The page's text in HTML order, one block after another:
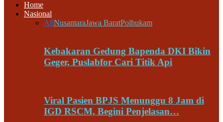
Home
Nasional
AllNusantaraJawa BaratPolhukam
Kebakaran Gedung Bapenda DKI Bikin
Geger, Puslabfor Cari Titik Api
Viral Pasien BPJS Menunggu 8 Jam di
IGD RSCM, Begini Penjelasan…